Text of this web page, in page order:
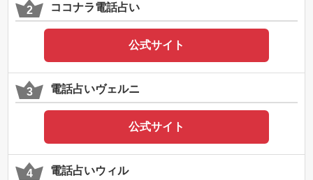
ココナラ電話占い
公式サイト
電話占いヴェルニ
公式サイト
電話占いウィル